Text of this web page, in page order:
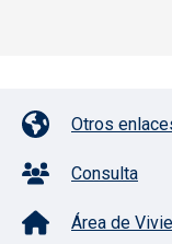
Pie deOtros
Consulta
Área de